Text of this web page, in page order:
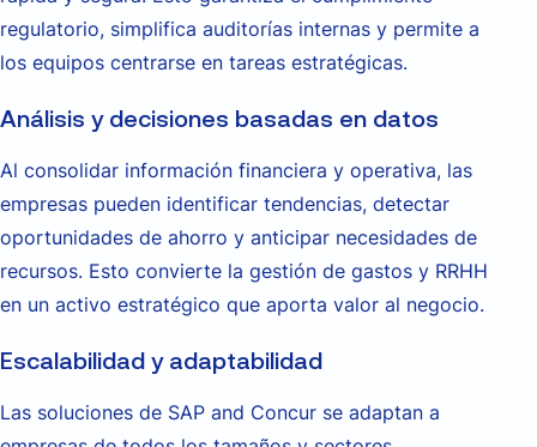
regulatorio, simplifica auditorías internas y permite a
los equipos centrarse en tareas estratégicas.
Análisis y decisiones basadas en datos
Al consolidar información financiera y operativa, las
empresas pueden identificar tendencias, detectar
oportunidades de ahorro y anticipar necesidades de
recursos. Esto convierte la gestión de gastos y RRHH
en un activo estratégico que aporta valor al negocio.
Escalabilidad y adaptabilidad
Las soluciones de SAP and Concur se adaptan a